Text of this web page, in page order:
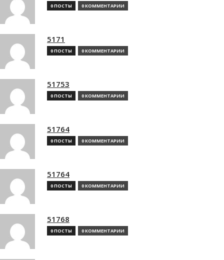
0 ПОСТЫ 0 КОММЕНТАРИИ
5171
0 ПОСТЫ 0 КОММЕНТАРИИ
51753
0 ПОСТЫ 0 КОММЕНТАРИИ
51764
0 ПОСТЫ 0 КОММЕНТАРИИ
51764
0 ПОСТЫ 0 КОММЕНТАРИИ
51768
0 ПОСТЫ 0 КОММЕНТАРИИ